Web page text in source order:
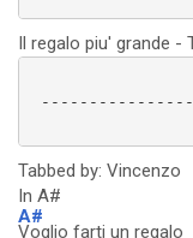
Il regalo piu' grande -
Tabbed by: Vincenzo
In A#
A#
Voglio farti un regalo